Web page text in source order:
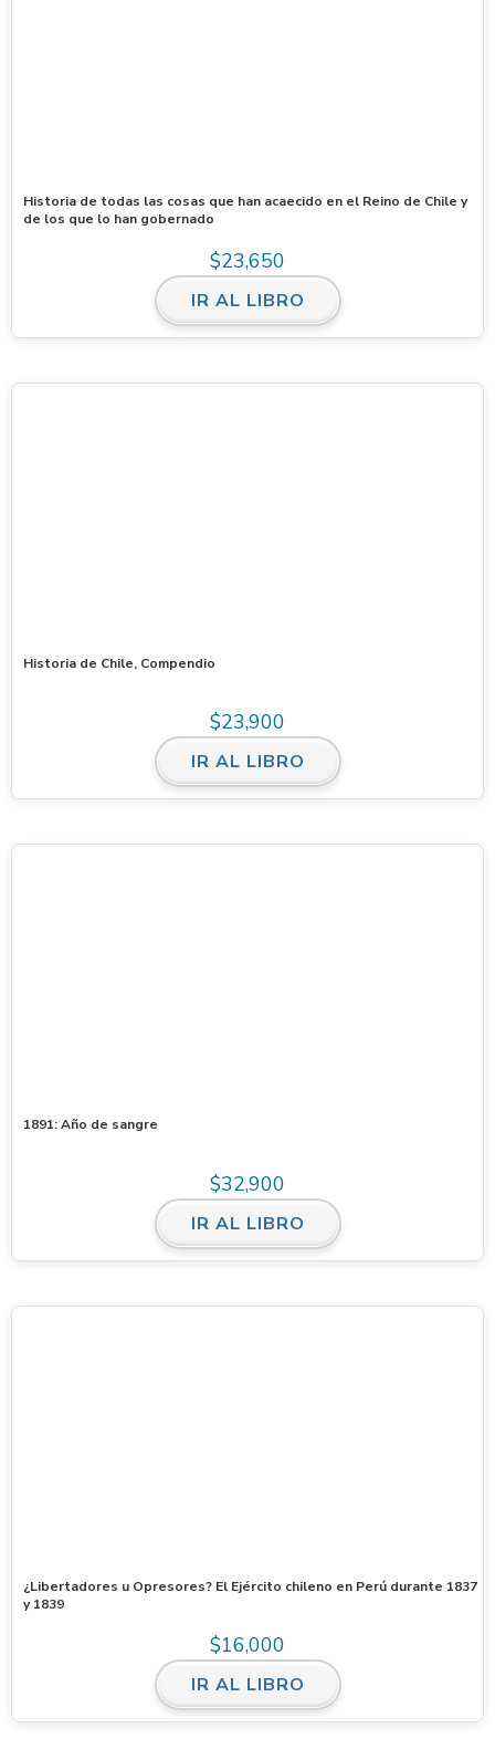
Historia de todas las cosas que han acaecido en el Reino de Chile y
de los que lo han gobernado
$23,650
IR AL LIBRO
Historia de Chile, Compendio
$23,900
IR AL LIBRO
1891: Año de sangre
$32,900
IR AL LIBRO
¿Libertadores u Opresores? El Ejército chileno en Perú durante 1837
y 1839
$16,000
IR AL LIBRO